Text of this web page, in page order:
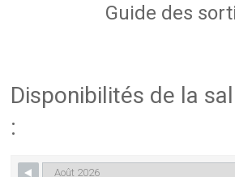
Guide des
Disponibilités de la
: